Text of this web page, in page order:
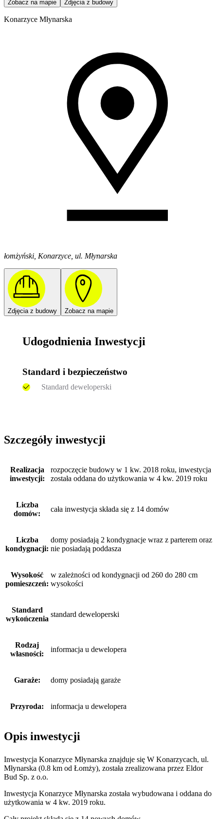
Zobacz na mapie Zdjęcia z budowy
Konarzyce Młynarska
łomżyński, Konarzyce, ul. Młynarska
Zdjęcia z budowy Zobacz na mapie
Udogodnienia Inwestycji
Standard i bezpieczeństwo
Standard deweloperski
Szczegóły inwestycji
Realizacja
inwestycji:
rozpoczęcie budowy w 1 kw. 2018 roku, inwestycja
została oddana do użytkowania w 4 kw. 2019 roku
Liczba
domów:
cała inwestycja składa się z 14 domów
Liczba
kondygnacji:
domy posiadają 2 kondygnacje wraz z parterem oraz
nie posiadają poddasza
Wysokość
pomieszczeń:
w zależności od kondygnacji od 260 do 280 cm
wysokości
Standard
wykończenia
standard deweloperski
Rodzaj
własności:
informacja u dewelopera
Garaże: domy posiadają garaże
Przyroda: informacja u dewelopera
Opis inwestycji
Inwestycja Konarzyce Młynarska znajduje się W Konarzycach, ul.
Młynarska (0.8 km od Łomży), została zrealizowana przez Eldor
Bud Sp. z o.o.
Inwestycja Konarzyce Młynarska została wybudowana i oddana do
użytkowania w 4 kw. 2019 roku.